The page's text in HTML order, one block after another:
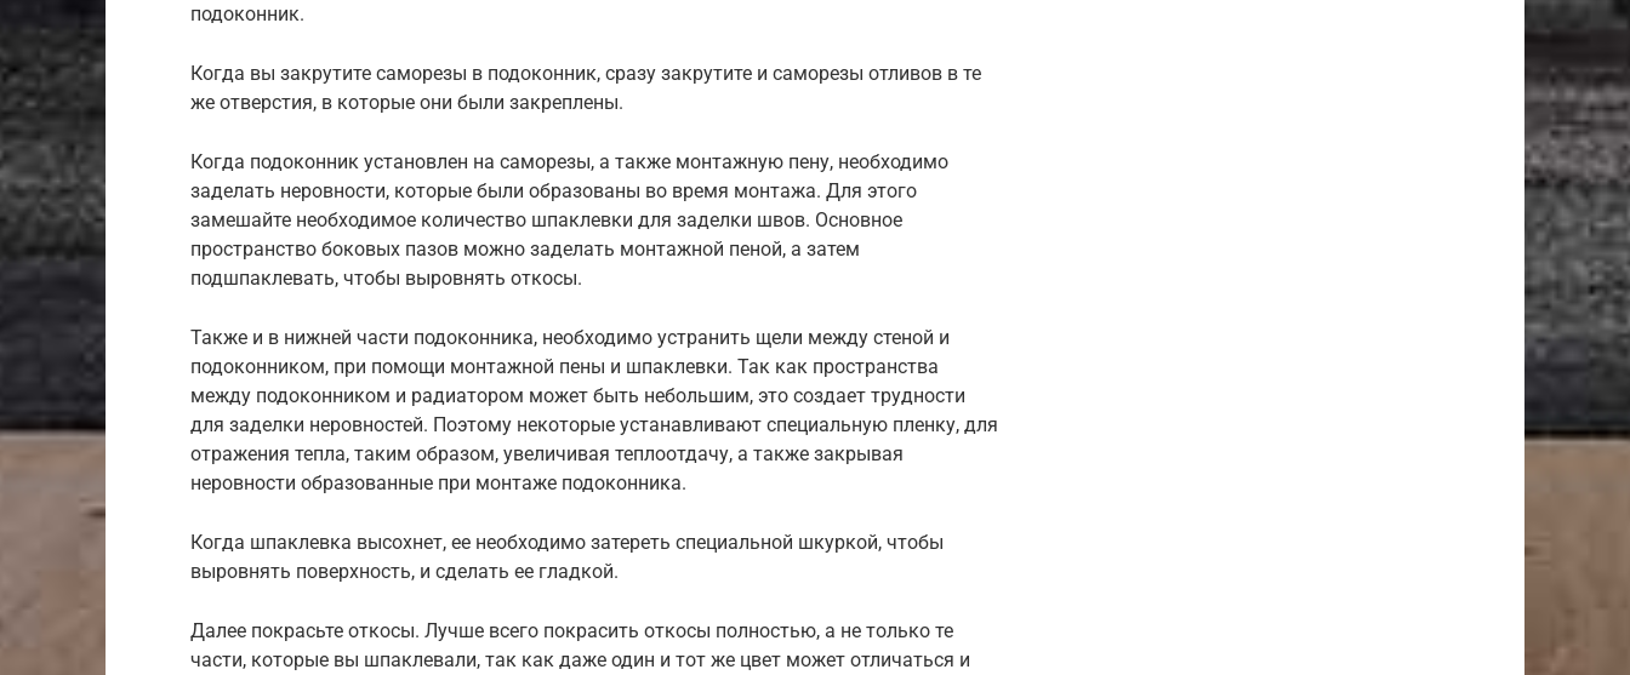
подоконник.
Когда вы закрутите саморезы в подоконник, сразу закрутите и саморезы отливов в те
же отверстия, в которые они были закреплены.
Когда подоконник установлен на саморезы, а также монтажную пену, необходимо
заделать неровности, которые были образованы во время монтажа. Для этого
замешайте необходимое количество шпаклевки для заделки швов. Основное
пространство боковых пазов можно заделать монтажной пеной, а затем
подшпаклевать, чтобы выровнять откосы.
Также и в нижней части подоконника, необходимо устранить щели между стеной и
подоконником, при помощи монтажной пены и шпаклевки. Так как пространства
между подоконником и радиатором может быть небольшим, это создает трудности
для заделки неровностей. Поэтому некоторые устанавливают специальную пленку, для
отражения тепла, таким образом, увеличивая теплоотдачу, а также закрывая
неровности образованные при монтаже подоконника.
Когда шпаклевка высохнет, ее необходимо затереть специальной шкуркой, чтобы
выровнять поверхность, и сделать ее гладкой.
Далее покрасьте откосы. Лучше всего покрасить откосы полностью, а не только те
части, которые вы шпаклевали, так как даже один и тот же цвет может отличаться и